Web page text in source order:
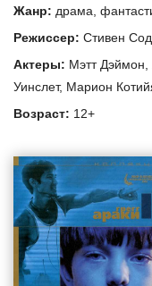
Жанр: драма
Режиссер: Стивен
Актеры: Мэтт Дэймон
Уинслет, Марион
Возраст: 12+